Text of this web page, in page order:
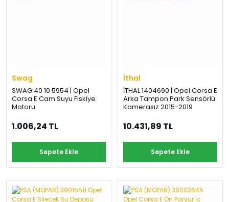
Swag
SWAG 40 10 5954 | Opel
Corsa E Cam Suyu Fiskiye
Motoru
1.006,24 TL
Sepete Ekle
İthal
İTHAL 1404690 | Opel Corsa E
Arka Tampon Park Sensörlü
Kamerasız 2015-2019
10.431,89 TL
Sepete Ekle